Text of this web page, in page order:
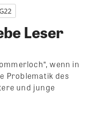
Leser
wenn in
Problematik des
und junge